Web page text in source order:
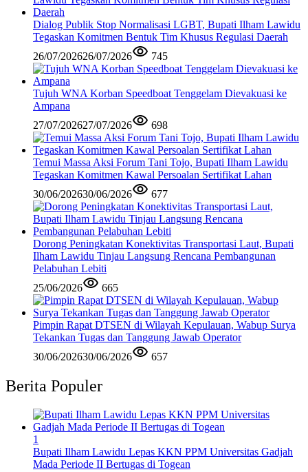
Dialog Publik Stop Normalisasi LGBT, Bupati Ilham Lawidu
Tegaskan Komitmen Bentuk Tim Khusus Regulasi Daerah
26/07/202626/07/2026 745
Tujuh WNA Korban Speedboat Tenggelam Dievakuasi ke
Ampana
27/07/202627/07/2026 698
Temui Massa Aksi Forum Tani Tojo, Bupati Ilham Lawidu
Tegaskan Komitmen Kawal Persoalan Sertifikat Lahan
30/06/202630/06/2026 677
Dorong Peningkatan Konektivitas Transportasi Laut, Bupati
Ilham Lawidu Tinjau Langsung Rencana Pembangunan
Pelabuhan Lebiti
25/06/2026
665
Pimpin Rapat DTSEN di Wilayah Kepulauan, Wabup Surya
Tekankan Tugas dan Tanggung Jawab Operator
30/06/202630/06/2026 657
Berita Populer
1
Bupati Ilham Lawidu Lepas KKN PPM Universitas Gadjah
Mada Periode II Bertugas di Togean